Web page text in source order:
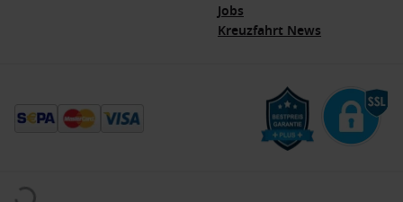
Jobs
Kreuzfahrt News
sind urheberrechtlich geschützt und dürfen nicht ohne Erlaubnis verwendet werden.